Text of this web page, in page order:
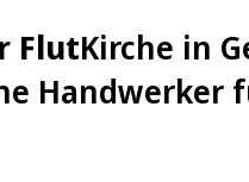
FlutKirche in
Handwerker